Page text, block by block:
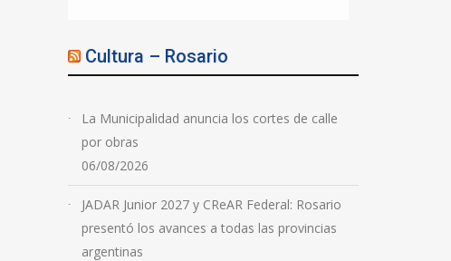
Cultura – Rosario
La Municipalidad anuncia los cortes de calle
por obras
06/08/2026
JADAR Junior 2027 y CReAR Federal: Rosario
presentó los avances a todas las provincias
argentinas